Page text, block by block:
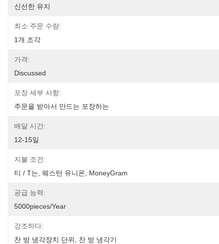
신선한 유지
최소 주문 수량:
1개 조각
가격:
Discussed
포장 세부 사항:
주문을 받아서 만드는 포장하는
배달 시간:
12-15일
지불 조건:
티 / T는, 웨스턴 유니온, MoneyGram
공급 능력:
5000pieces/Year
강조하다:
찬 방 냉각장치 단위
찬 방 냉각기